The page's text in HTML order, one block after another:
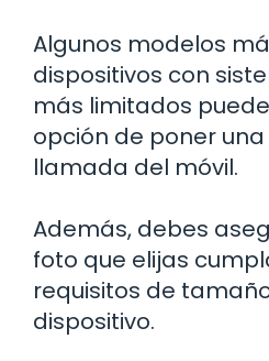
Algunos modelos
dispositivos con
más limitados
opción de poner
llamada del móvil.
Además, debes
foto que elijas
requisitos de
dispositivo.